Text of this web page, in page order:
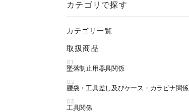
カテゴリで探す
カテゴリ一覧
取扱商品
01
墜落制止用器具関係
02
腰袋・工具差し及びケース・カラビナ関係
03
工具関係